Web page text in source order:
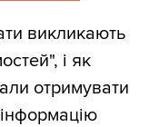
викликають
і як
отримувати